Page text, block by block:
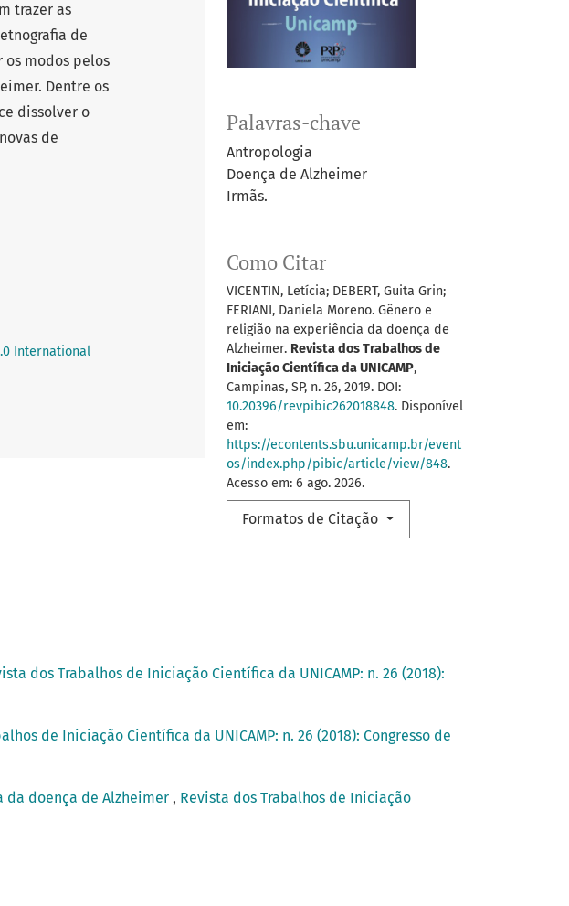
Palavras-chave
Antropologia
Doença de Alzheimer
Irmãs.
Como Citar
VICENTIN, Letícia; DEBERT, Guita Grin;
FERIANI, Daniela Moreno. Gênero e
religião na experiência da doença de
Alzheimer. Revista dos Trabalhos de
Iniciação Científica da UNICAMP,
Campinas, SP, n. 26, 2019. DOI:
10.20396/revpibic262018848. Disponível
em:
https://econtents.sbu.unicamp.br/event
os/index.php/pibic/article/view/848.
Acesso em: 6 ago. 2026.
Formatos de Citação
trazer as
de
modos pelos
Dentre os
dissolver o
de
International
dos Trabalhos de Iniciação Científica da UNICAMP: n. 26 (2018):
de Iniciação Científica da UNICAMP: n. 26 (2018): Congresso de
da doença de Alzheimer , Revista dos Trabalhos de Iniciação